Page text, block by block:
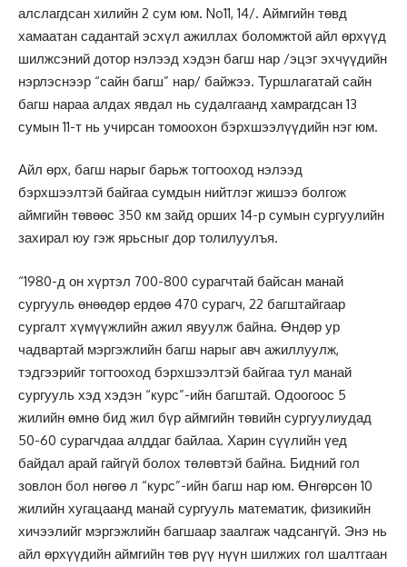
алслагдсан хилийн 2 сум юм. No11, 14/. Аймгийн төвд
хамаатан садантай эсхүл ажиллах боломжтой айл өрхүүд
шилжсэний дотор нэлээд хэдэн багш нар /эцэг эхчүүдийн
нэрлэснээр “сайн багш” нар/ байжээ. Туршлагатай сайн
багш нараа алдах явдал нь судалгаанд хамрагдсан 13
сумын 11-т нь учирсан томоохон бэрхшээлүүдийн нэг юм.
Айл өрх, багш нарыг барьж тогтооход нэлээд
бэрхшээлтэй байгаа сумдын нийтлэг жишээ болгож
аймгийн төвөөс 350 км зайд орших 14-р сумын сургуулийн
захирал юу гэж ярьсныг дор толилуулъя.
“1980-д он хүртэл 700-800 сурагчтай байсан манай
сургууль өнөөдөр ердөө 470 сурагч, 22 багштайгаар
сургалт хүмүүжлийн ажил явуулж байна. Өндөр ур
чадвартай мэргэжлийн багш нарыг авч ажиллуулж,
тэдгээрийг тогтооход бэрхшээлтэй байгаа тул манай
сургууль хэд хэдэн “курс”-ийн багштай. Одоогоос 5
жилийн өмнө бид жил бүр аймгийн төвийн сургуулиудад
50-60 сурагчдаа алддаг байлаа. Харин сүүлийн үед
байдал арай гайгүй болох төлөвтэй байна. Бидний гол
зовлон бол нөгөө л “курс”-ийн багш нар юм. Өнгөрсөн 10
жилийн хугацаанд манай сургууль математик, физикийн
хичээлийг мэргэжлийн багшаар заалгаж чадсангүй. Энэ нь
айл өрхүүдийн аймгийн төв рүү нүүн шилжих гол шалтгаан